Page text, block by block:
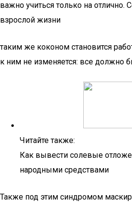
важно учиться только на отлично.
взрослой жизни
таким же коконом становится
к ним не изменяется: все должно
Читайте также:
Как вывести солевые
народными средствами
Также под этим синдромом